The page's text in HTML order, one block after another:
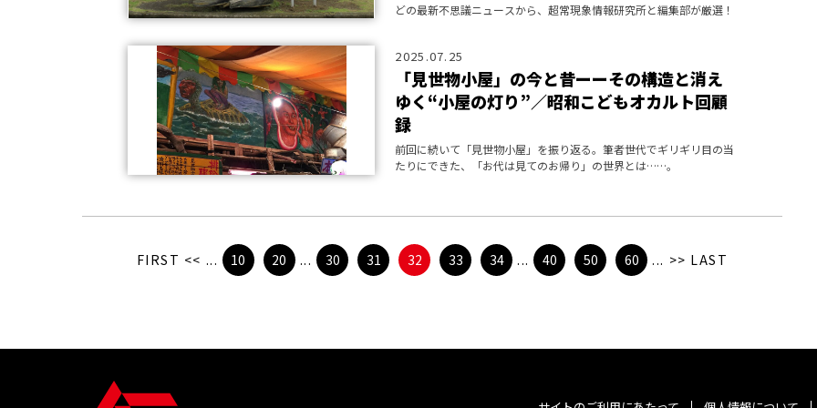
どの最新不思議ニュースから、超常現象情報研究所と編集部が厳選！
2025.07.25
「見世物小屋」の今と昔ーーその構造と消え
ゆく“小屋の灯り”／昭和こどもオカルト回顧
録
前回に続いて「見世物小屋」を振り返る。筆者世代でギリギリ目の当
たりにできた、「お代は見てのお帰り」の世界とは……。
FIRST << ... 10 20 ... 30 31 32 33 34 ... 40 50 60 ... >> LAST